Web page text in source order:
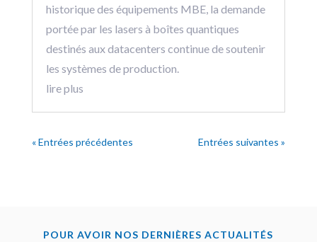
historique des équipements MBE, la demande
portée par les lasers à boîtes quantiques
destinés aux datacenters continue de soutenir
les systèmes de production.
lire plus
« Entrées précédentes Entrées suivantes »
POUR AVOIR NOS DERNIÈRES ACTUALITÉS